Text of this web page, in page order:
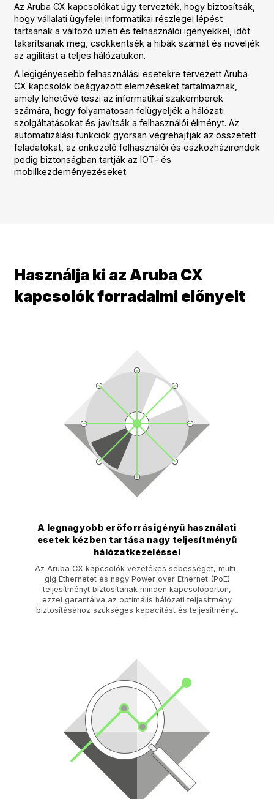
Az Aruba CX kapcsolókat úgy tervezték, hogy biztosítsák,
hogy vállalati ügyfelei informatikai részlegei lépést
tartsanak a változó üzleti és felhasználói igényekkel, időt
takarítsanak meg, csökkentsék a hibák számát és növeljék
az agilitást a teljes hálózatukon.
A legigényesebb felhasználási esetekre tervezett Aruba
CX kapcsolók beágyazott elemzéseket tartalmaznak,
amely lehetővé teszi az informatikai szakemberek
számára, hogy folyamatosan felügyeljék a hálózati
szolgáltatásokat és javítsák a felhasználói élményt. Az
automatizálási funkciók gyorsan végrehajtják az összetett
feladatokat, az önkezelő felhasználói és eszközházirendek
pedig biztonságban tartják az IOT- és
mobilkezdeményezéseket.
Használja ki az Aruba CX
kapcsolók forradalmi előnyeit
A legnagyobb erőforrásigényű használati
esetek kézben tartása nagy teljesítményű
hálózatkezeléssel
Az Aruba CX kapcsolók vezetékes sebességet, multi-
gig Ethernetet és nagy Power over Ethernet (PoE)
teljesítményt biztosítanak minden kapcsolóporton,
ezzel garantálva az optimális hálózati teljesítmény
biztosításához szükséges kapacitást és teljesítményt.